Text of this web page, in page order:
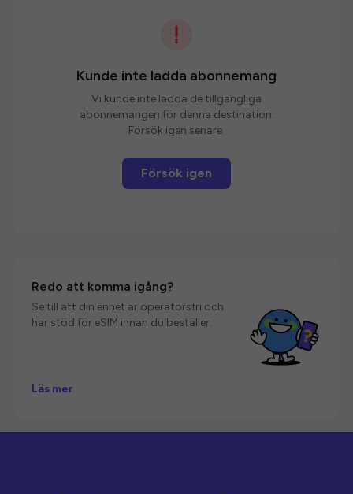
Kunde inte ladda abonnemang
Vi kunde inte ladda de tillgängliga
abonnemangen för denna destination.
Försök igen senare.
Försök igen
Redo att komma igång?
Se till att din enhet är operatörsfri och
har stöd för eSIM innan du beställer.
Läs mer